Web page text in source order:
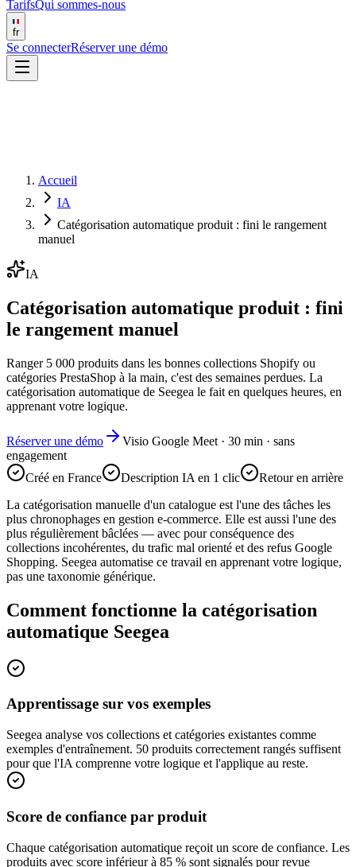
TarifsQui sommes-nous
fr
Se connecterRéserver une démo
Accueil
IA
Catégorisation automatique produit : fini le rangement
manuel
IA
Catégorisation automatique produit : fini
le rangement manuel
Ranger 5 000 produits dans les bonnes collections Shopify ou
catégories PrestaShop à la main, c'est des semaines perdues. La
catégorisation automatique de Seegea le fait en quelques heures, en
apprenant votre logique.
Réserver une démo
Visio Google Meet · 30 min · sans
engagement
Créé en France
Description IA en 1 clic
Retour en arrière
La catégorisation manuelle d'un catalogue est l'une des tâches les
plus chronophages en gestion e-commerce. Elle est aussi l'une des
plus régulièrement bâclées — avec pour conséquence des
collections incohérentes, du trafic mal orienté et des refus Google
Shopping. Seegea automatise ce travail en apprenant votre logique,
pas une taxonomie générique.
Comment fonctionne la catégorisation
automatique Seegea
Apprentissage sur vos exemples
Seegea analyse vos collections et catégories existantes comme
exemples d'entraînement. 50 produits correctement rangés suffisent
pour que l'IA comprenne votre logique et l'applique au reste.
Score de confiance par produit
Chaque catégorisation automatique reçoit un score de confiance. Les
produits avec score inférieur à 85 % sont signalés pour revue